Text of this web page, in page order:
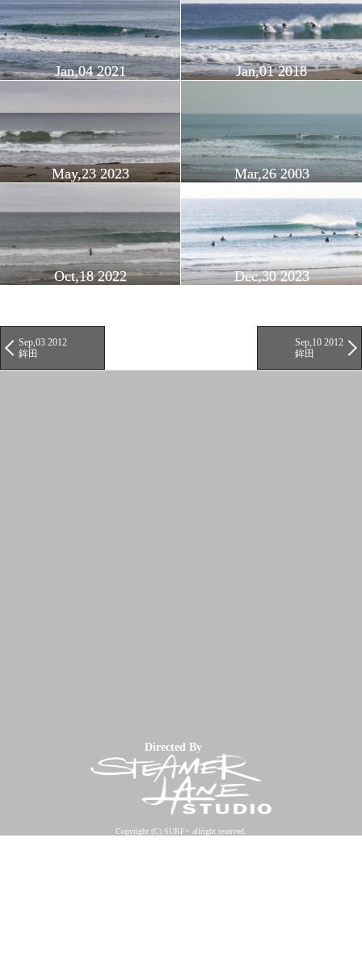
Jan,04 2021 Jan,01 2018
May,23 2023 Mar,26 2003
Oct,18 2022 Dec,30 2023
Sep,03 2012
鉾田
Sep,10 2012
鉾田
Directed By
Copyright (C) SURF+ allright reserved.